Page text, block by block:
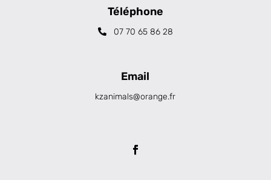
Téléphone
07 70 65 86 28
Email
kzanimals@orange.fr